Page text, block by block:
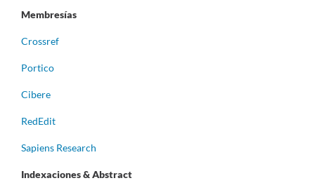
Membresías
Crossref
Portico
Cibere
RedEdit
Sapiens Research
Indexaciones & Abstract